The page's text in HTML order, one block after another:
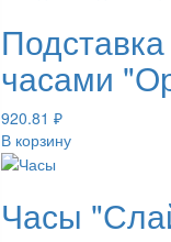
часами
920.81 ₽
В корзину
Часы